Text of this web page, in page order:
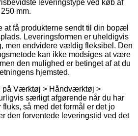
leveringstype ved køb af
mm.
at få produkterne sendt til din bopæl
Leveringsformen er uheldigvis
men endvidere vældig fleksibel. Den
kan ikke modsiges at være
den mulighed er betinget af at du
hjemsted.
på Værktøj > Håndværktøj >
særligt afgørende når du har
fluks, så med det formål er det jo
den forventede leveringstid ved det